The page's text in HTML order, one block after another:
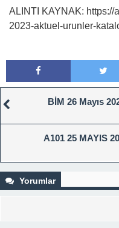
ALINTI KAYNAK: https://
2023-aktuel-urunler-
BİM 26 Mayıs
A101 25 MAYIS
Yorumlar